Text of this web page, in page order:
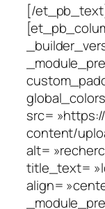
[/
src=
content/
alt=
title_text=
align=